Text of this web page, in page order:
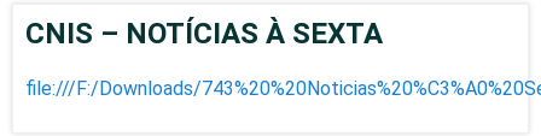
CNIS – NOTÍCIAS À SEXTA
file:///F:/Downloads/